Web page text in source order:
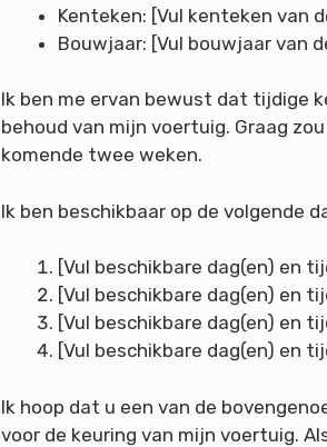
Kenteken: [Vul kenteken van
Bouwjaar: [Vul bouwjaar van
Ik ben me ervan bewust dat tijdige
behoud van mijn voertuig. Graag
komende twee weken.
Ik ben beschikbaar op de volgende
[Vul beschikbare dag(en) en
[Vul beschikbare dag(en) en
[Vul beschikbare dag(en) en
[Vul beschikbare dag(en) en
Ik hoop dat u een van de
voor de keuring van mijn voertuig.